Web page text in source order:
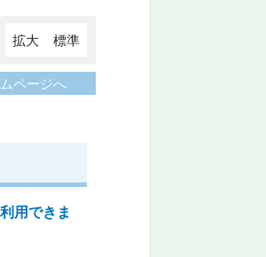
拡大 標準
ページへ
用できま